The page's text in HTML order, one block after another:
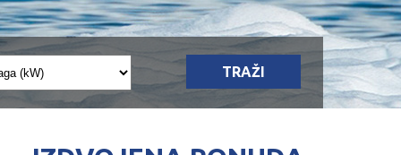
TRAŽI